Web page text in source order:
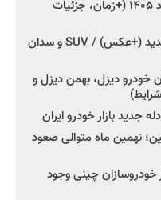
شروع فروش کوییک S سایپا -مرداد ۱۴۰۵ (+زمان، جزئیات
کرمان موتور به دنبال ۲ محصول جدید (+عکس) / SUV و سدان
خودرو دیزل، بهمن دیزل و
بازار خودرو ایران
نهمین ماه متوالی صعود
خودروسازان چینی وجود